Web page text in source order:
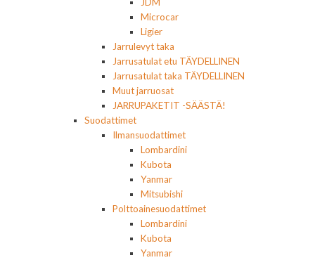
Microcar
Ligier
Jarrulevyt taka
Jarrusatulat etu TÄYDELLINEN
Jarrusatulat taka TÄYDELLINEN
Muut jarruosat
JARRUPAKETIT -SÄÄSTÄ!
Suodattimet
Ilmansuodattimet
Lombardini
Kubota
Yanmar
Mitsubishi
Polttoainesuodattimet
Lombardini
Kubota
Yanmar